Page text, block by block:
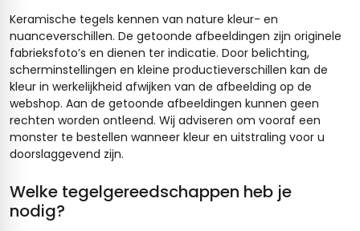
Keramische tegels kennen van nature kleur- en
nuanceverschillen. De getoonde afbeeldingen zijn originele
fabrieksfoto’s en dienen ter indicatie. Door belichting,
scherminstellingen en kleine productieverschillen kan de
kleur in werkelijkheid afwijken van de afbeelding op de
webshop. Aan de getoonde afbeeldingen kunnen geen
rechten worden ontleend. Wij adviseren om vooraf een
monster te bestellen wanneer kleur en uitstraling voor u
doorslaggevend zijn.
Welke tegelgereedschappen heb je
nodig?